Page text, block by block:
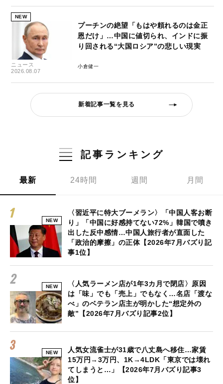
NEW
ニュース
2026.08.07
プーチンの絶望「もはや頼れるのは金正
恩だけ」…中国に値切られ、インドに振
り回される“大国ロシア”の悲しい現実
小倉健一
新着記事一覧を見る
記事ランキング
最新 24時間 週間 月間
NEW
〈習近平に特大ブーメラン〉「中国人客お断
り」「中国に好感持てない72%」韓国で噴き
出した反中感情…中国人旅行者が直面した
「政治的摩擦」の正体【2026年7月バズり記
事1位】
NEW
〈人気ラーメン店が1年3カ月で閉店〉原因
は「味」でも「売上」でもなく…名店「渡な
べ」のベテラン店主が明かした“想定外の
敵”【2026年7月バズり記事2位】
NEW
人気女流雀士が31歳で八丈島へ移住…家賃
15万円→3万円、1K→4LDK「東京では壊れ
てしまうと…」【2026年7月バズり記事3
位】